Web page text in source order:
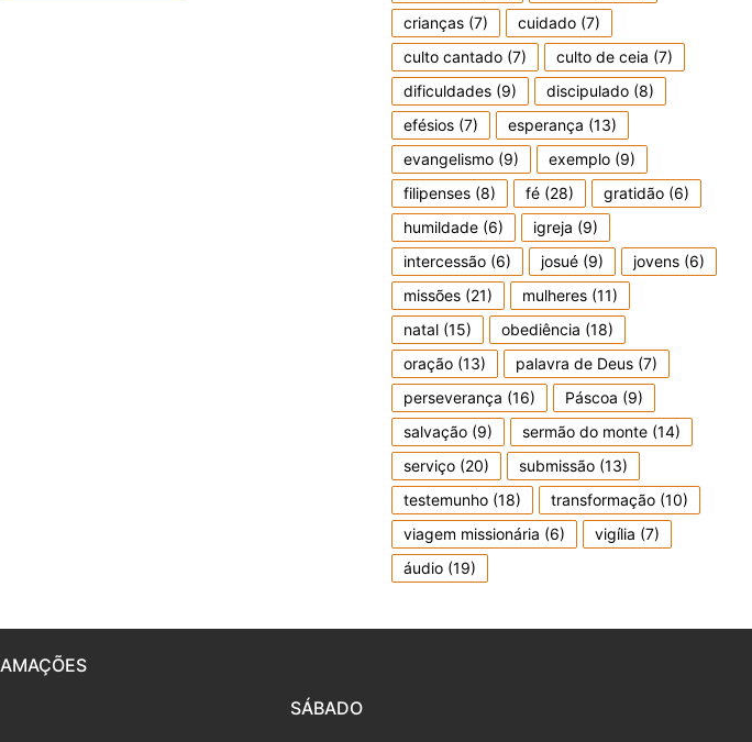
crianças (7) cuidado (7)
culto cantado (7) culto de ceia (7)
dificuldades (9) discipulado (8)
efésios (7) esperança (13)
evangelismo (9) exemplo (9)
filipenses (8) fé (28) gratidão (6)
humildade (6) igreja (9)
intercessão (6) josué (9) jovens (6)
missões (21) mulheres (11)
natal (15) obediência (18)
oração (13) palavra de Deus (7)
perseverança (16) Páscoa (9)
salvação (9) sermão do monte (14)
serviço (20) submissão (13)
testemunho (18) transformação (10)
viagem missionária (6) vigília (7)
áudio (19)
SÁBADO